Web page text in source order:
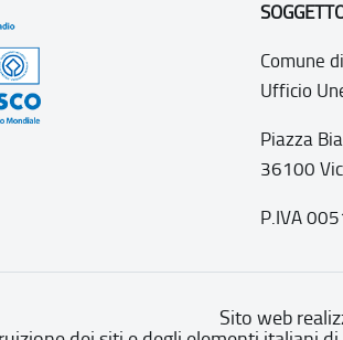
Comune
Ufficio
Piazza
36100
P.IVA
Sito web